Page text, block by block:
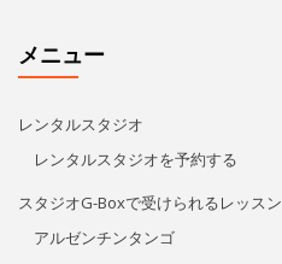
メニュー
レンタルスタジオ
レンタルスタジオを予約する
スタジオG-Boxで受けられるレッスン
アルゼンチンタンゴ